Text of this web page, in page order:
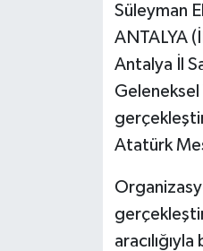
Süleyman
ANTALYA
Antalya İl
Geleneksel
Atatürk